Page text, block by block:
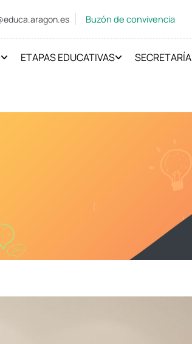
Buzón de convivencia
ETAPAS EDUCATIVAS SECRETARÍA